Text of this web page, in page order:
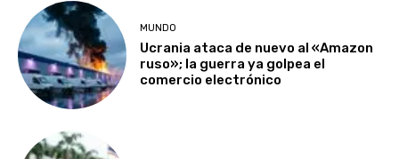
MUNDO
Ucrania ataca de nuevo al «Amazon
ruso»; la guerra ya golpea el
comercio electrónico